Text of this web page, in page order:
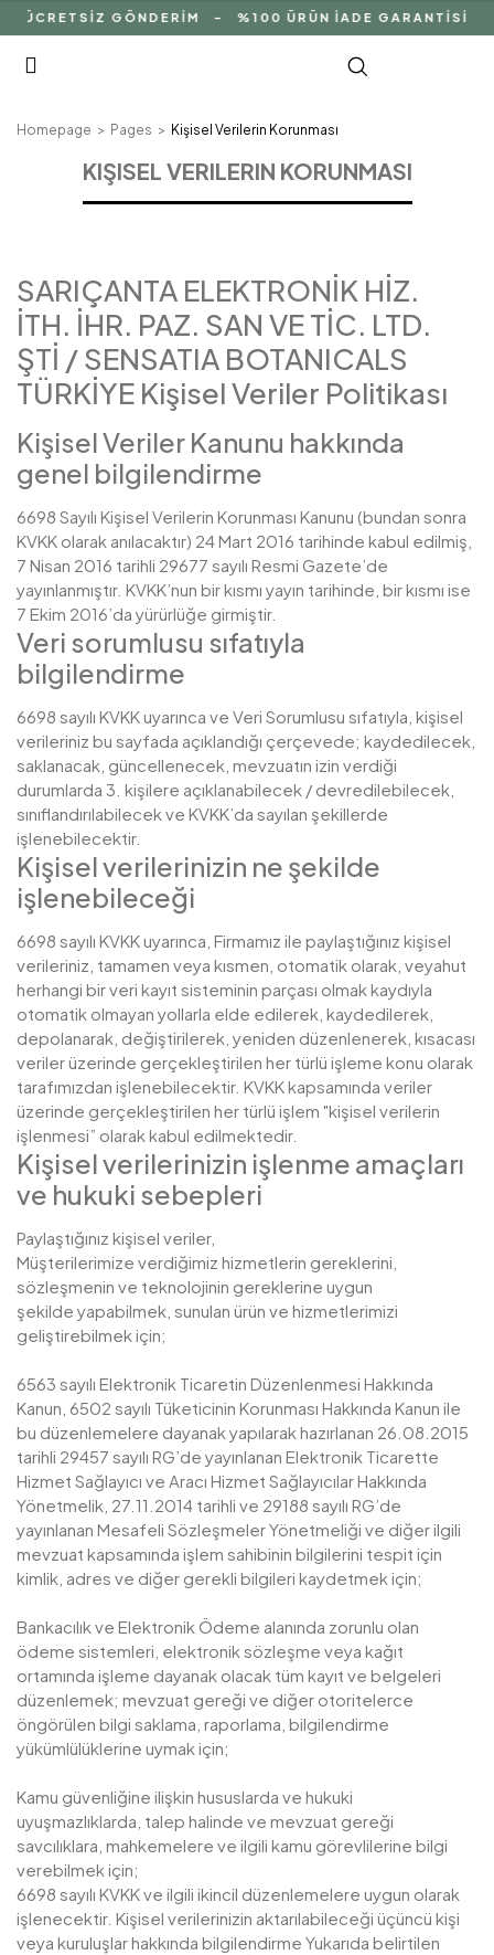
GÖNDERİM - %100 ÜRÜN İADE GARANTİSİ -
Homepage Pages Kişisel Verilerin Korunması
KIŞISEL VERILERIN KORUNMASI
SARIÇANTA ELEKTRONİK HİZ.
İTH. İHR. PAZ. SAN VE TİC. LTD.
ŞTİ / SENSATIA BOTANICALS
TÜRKİYE Kişisel Veriler Politikası
Kişisel Veriler Kanunu hakkında
genel bilgilendirme
6698 Sayılı Kişisel Verilerin Korunması Kanunu (bundan sonra
KVKK olarak anılacaktır) 24 Mart 2016 tarihinde kabul edilmiş,
7 Nisan 2016 tarihli 29677 sayılı Resmi Gazete’de
yayınlanmıştır. KVKK’nun bir kısmı yayın tarihinde, bir kısmı ise
7 Ekim 2016’da yürürlüğe girmiştir.
Veri sorumlusu sıfatıyla
bilgilendirme
6698 sayılı KVKK uyarınca ve Veri Sorumlusu sıfatıyla, kişisel
verileriniz bu sayfada açıklandığı çerçevede; kaydedilecek,
saklanacak, güncellenecek, mevzuatın izin verdiği
durumlarda 3. kişilere açıklanabilecek / devredilebilecek,
sınıflandırılabilecek ve KVKK’da sayılan şekillerde
işlenebilecektir.
Kişisel verilerinizin ne şekilde
işlenebileceği
6698 sayılı KVKK uyarınca, Firmamız ile paylaştığınız kişisel
verileriniz, tamamen veya kısmen, otomatik olarak, veyahut
herhangi bir veri kayıt sisteminin parçası olmak kaydıyla
otomatik olmayan yollarla elde edilerek, kaydedilerek,
depolanarak, değiştirilerek, yeniden düzenlenerek, kısacası
veriler üzerinde gerçekleştirilen her türlü işleme konu olarak
tarafımızdan işlenebilecektir. KVKK kapsamında veriler
üzerinde gerçekleştirilen her türlü işlem "kişisel verilerin
işlenmesi” olarak kabul edilmektedir.
Kişisel verilerinizin işlenme amaçları
ve hukuki sebepleri
Paylaştığınız kişisel veriler,
Müşterilerimize verdiğimiz hizmetlerin gereklerini,
sözleşmenin ve teknolojinin gereklerine uygun
şekilde yapabilmek, sunulan ürün ve hizmetlerimizi
geliştirebilmek için;
6563 sayılı Elektronik Ticaretin Düzenlenmesi Hakkında
Kanun, 6502 sayılı Tüketicinin Korunması Hakkında Kanun ile
bu düzenlemelere dayanak yapılarak hazırlanan 26.08.2015
tarihli 29457 sayılı RG’de yayınlanan Elektronik Ticarette
Hizmet Sağlayıcı ve Aracı Hizmet Sağlayıcılar Hakkında
Yönetmelik, 27.11.2014 tarihli ve 29188 sayılı RG’de
yayınlanan Mesafeli Sözleşmeler Yönetmeliği ve diğer ilgili
mevzuat kapsamında işlem sahibinin bilgilerini tespit için
kimlik, adres ve diğer gerekli bilgileri kaydetmek için;
Bankacılık ve Elektronik Ödeme alanında zorunlu olan
ödeme sistemleri, elektronik sözleşme veya kağıt
ortamında işleme dayanak olacak tüm kayıt ve belgeleri
düzenlemek; mevzuat gereği ve diğer otoritelerce
öngörülen bilgi saklama, raporlama, bilgilendirme
yükümlülüklerine uymak için;
Kamu güvenliğine ilişkin hususlarda ve hukuki
uyuşmazlıklarda, talep halinde ve mevzuat gereği
savcılıklara, mahkemelere ve ilgili kamu görevlilerine bilgi
verebilmek için;
6698 sayılı KVKK ve ilgili ikincil düzenlemelere uygun olarak
işlenecektir. Kişisel verilerinizin aktarılabileceği üçüncü kişi
veya kuruluşlar hakkında bilgilendirme Yukarıda belirtilen